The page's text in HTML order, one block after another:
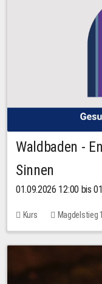
Waldbaden -
Sinnen
01.09.2026 12:00 bis
Kurs Magdelstieg